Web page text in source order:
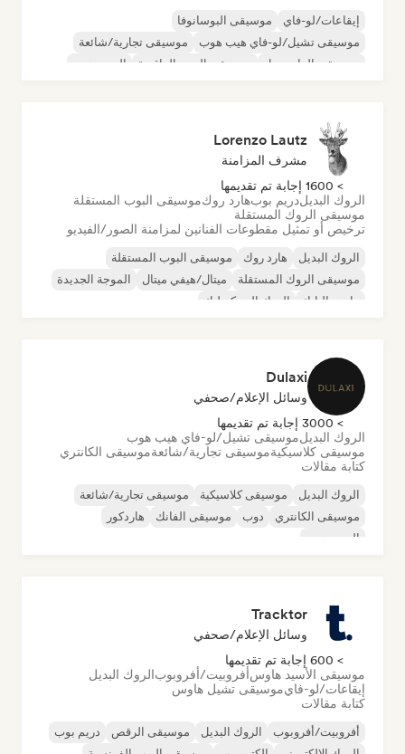
إيقاعات/لو-فاي
موسيقى البوسانوفا
موسيقى تشيل/لو-فاي هيب هوب
موسيقى تجارية/شائعة
موسيقى الدانسهول
موسيقى البوب الراقصة
الهيب هوب
Lorenzo Lautz
مشرف المزامنة
> 1600 إجابة تم تقديمها
الروك البديلدريم بوبهارد روكموسيقى البوب المستقلة
موسيقى الروك المستقلة
ترخيص أو تمثيل مقطوعات الفنانين لمزامنة الصور/الفيديو
الروك البديل هارد روك
موسيقى البوب المستقلة
موسيقى الروك المستقلة
ميتال/هيفي ميتال
الموجة الجديدة
ما بعد البانك
الروك السيكديليك
Dulaxi
وسائل الإعلام/صحفي
> 3000 إجابة تم تقديمها
الروك البديلموسيقى تشيل/لو-فاي هيب هوب
موسيقى كلاسيكيةموسيقى تجارية/شائعةموسيقى الكانتري
كتابة مقالات
الروك البديل موسيقى كلاسيكية
موسيقى تجارية/شائعة
موسيقى الكانتري
دوب موسيقى الفانك
هاردكور
الهيب هوب
Tracktor
وسائل الإعلام/صحفي
> 600 إجابة تم تقديمها
موسيقى الأسيد هاوسأفروبيت/أفروبوبالروك البديل
إيقاعات/لو-فايموسيقى تشيل هاوس
كتابة مقالات
أفروبيت/أفروبوب الروك البديل موسيقى الرقص
دريم بوب